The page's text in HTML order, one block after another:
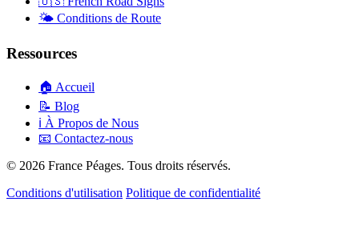
🌤️ Conditions de Route
Ressources
🏠 Accueil
📝 Blog
ℹ️ À Propos de Nous
📧 Contactez-nous
© 2026 France Péages. Tous droits réservés.
Conditions d'utilisation Politique de confidentialité